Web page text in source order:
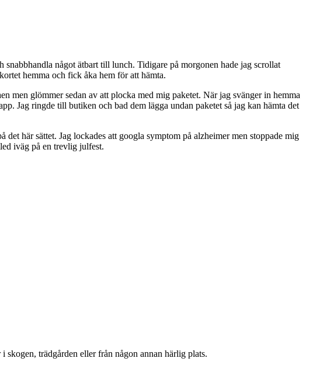
något ätbart till lunch. Tidigare på morgonen hade jag scrollat
hemma och fick åka hem för att hämta.
men glömmer sedan av att plocka med mig paketet. När jag svänger in hemma
Jag ringde till butiken och bad dem lägga undan paketet så jag kan hämta det
här sättet. Jag lockades att googla symptom på alzheimer men stoppade mig
iväg på en trevlig julfest.
trädgården eller från någon annan härlig plats.